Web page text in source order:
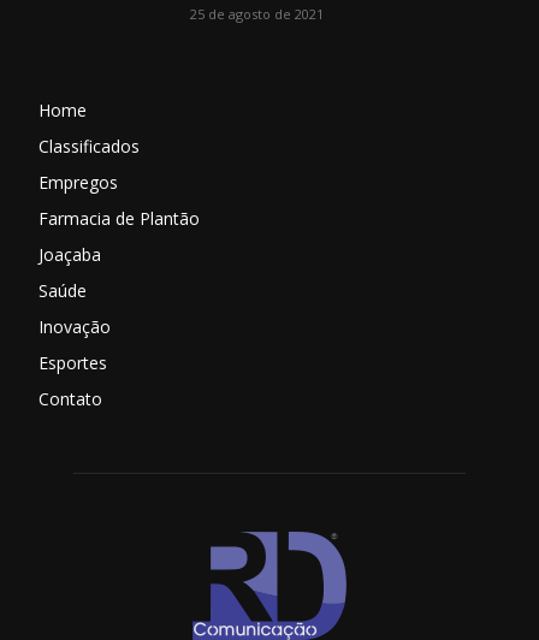
25 de agosto de 2021
Home
Classificados
Empregos
Farmacia de Plantão
Joaçaba
Saúde
Inovação
Esportes
Contato